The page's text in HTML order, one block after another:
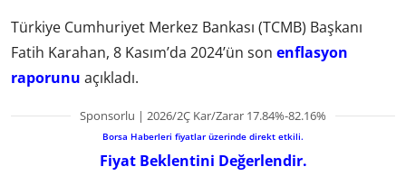
Türkiye Cumhuriyet Merkez Bankası (TCMB) Başkanı
Fatih Karahan, 8 Kasım’da 2024’ün son enflasyon
raporunu açıkladı.
Sponsorlu | 2026/2Ç Kar/Zarar 17.84%-82.16%
Borsa Haberleri fiyatlar üzerinde direkt etkili.
Fiyat Beklentini Değerlendir.